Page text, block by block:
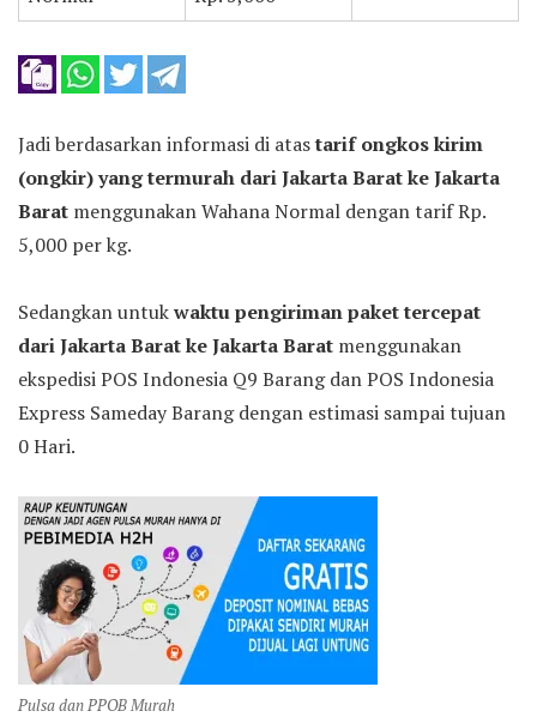
Jadi berdasarkan informasi di atastarif ongkos kirim
(ongkir) yang termurah dari Jakarta Barat ke Jakarta
Barat menggunakan Wahana Normal dengan tarif Rp.
5,000 per kg.
Sedangkan untukwaktu pengiriman paket tercepat
dari Jakarta Barat ke Jakarta Barat menggunakan
ekspedisi POS Indonesia Q9 Barang dan POS Indonesia
Express Sameday Barang dengan estimasi sampai tujuan
0 Hari.
Pulsa dan PPOB Murah